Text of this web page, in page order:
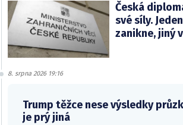
Česká
své síly.
zanikne, jiný
8. srpna 2026 19:16
Trump těžce nese výsledky
je prý jiná